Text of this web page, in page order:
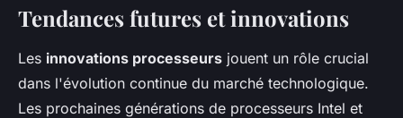
Tendances futures et innovations
Les innovations processeurs jouent un rôle crucial
dans l'évolution continue du marché technologique.
Les prochaines générations de processeurs Intel et